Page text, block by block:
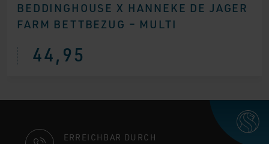
BEDDINGHOUSE X HANNEKE DE JAGER
FARM BETTBEZUG – MULTI
44,95
KONTAKTINFORMATIONEN
ERREICHBAR DURCH